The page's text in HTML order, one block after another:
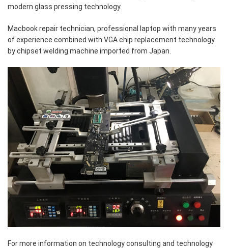
modern glass pressing technology.
Macbook repair technician, professional laptop with many years
of experience combined with VGA chip replacement technology
by chipset welding machine imported from Japan.
For more information on technology consulting and technology